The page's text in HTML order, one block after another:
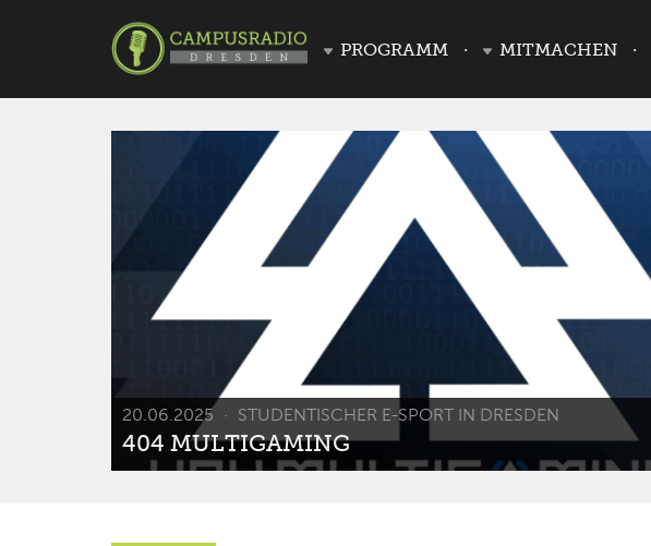
PROGRAMM MITMACHEN
20.06.2025 STUDENTISCHER E-SPORT IN DRESDEN
404 MULTIGAMING